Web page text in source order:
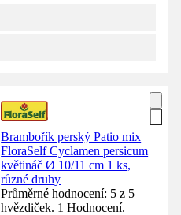
Brambořík perský Patio mix
FloraSelf Cyclamen persicum
květináč Ø 10/11 cm 1 ks,
různé druhy
Průměrné hodnocení: 5 z 5
hvězdiček. 1 Hodnocení.